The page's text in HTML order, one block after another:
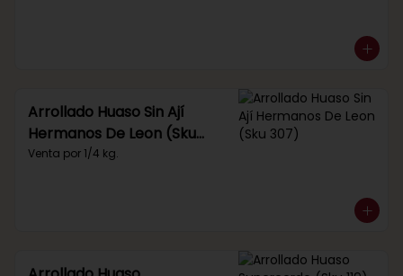
Arrollado Huaso Sin Ají
Hermanos De Leon (Sku
307)
Venta por 1/4 kg.